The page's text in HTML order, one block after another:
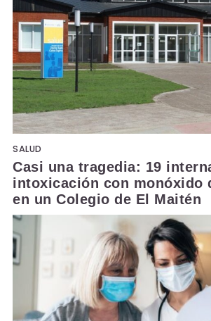
SALUD
Casi una tragedia: 19
intoxicación con monóxido
en un Colegio de El Maitén